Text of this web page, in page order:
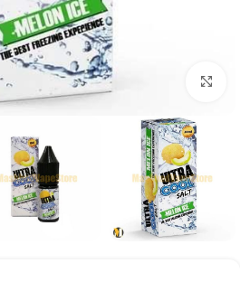
بزرگنمایی تصویر